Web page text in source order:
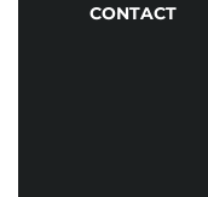
CONTACT